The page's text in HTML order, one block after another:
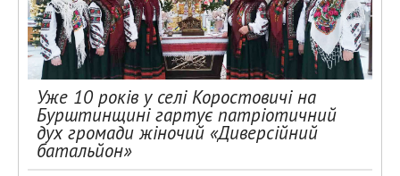
Уже 10 років у селі Коростовичі на
Бурштинщині гартує патріотичний
дух громади жіночий «Диверсійний
батальйон»